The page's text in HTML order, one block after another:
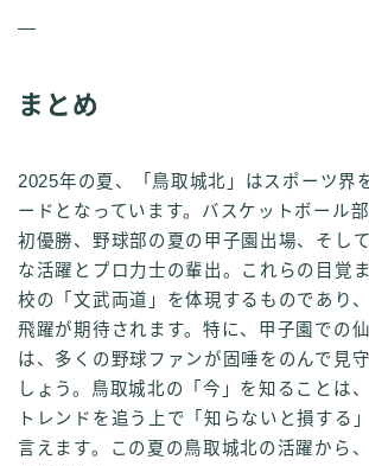
—
まとめ
2025年の夏、「鳥取城北」はスポーツ界
ードとなっています。バスケットボール
初優勝、野球部の夏の甲子園出場、そし
な活躍とプロ力士の輩出。これらの目覚
校の「文武両道」を体現するものであり
飛躍が期待されます。特に、甲子園での
は、多くの野球ファンが固唾をのんで見
しょう。鳥取城北の「今」を知ることは
トレンドを追う上で「知らないと損する
言えます。この夏の鳥取城北の活躍から